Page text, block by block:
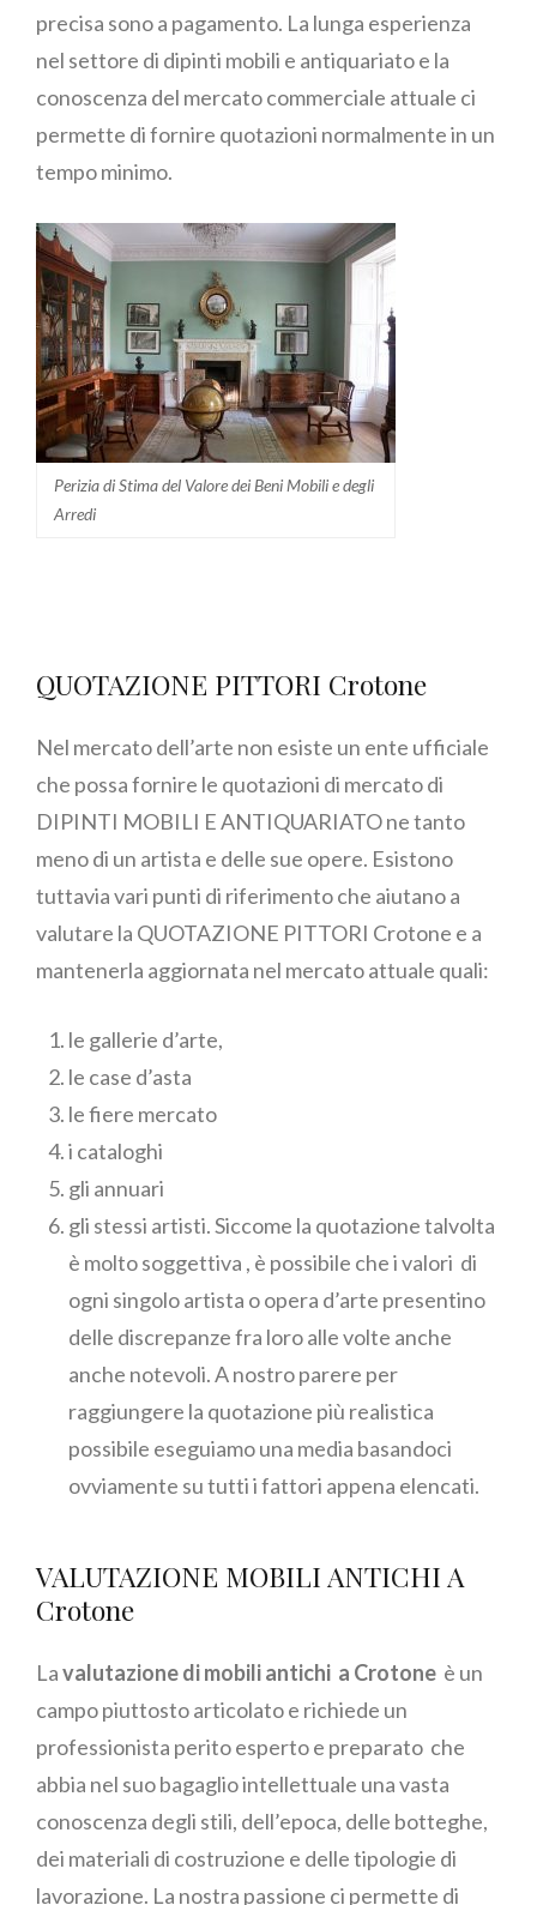
precisa sono a pagamento. La lunga esperienza
nel settore di dipinti mobili e antiquariato e la
conoscenza del mercato commerciale attuale ci
permette di fornire quotazioni normalmente in un
tempo minimo.
Perizia di Stima del Valore dei Beni Mobili e degli
Arredi
QUOTAZIONE PITTORI Crotone
Nel mercato dell’arte non esiste un ente ufficiale
che possa fornire le quotazioni di mercato di
DIPINTI MOBILI E ANTIQUARIATO ne tanto
meno di un artista e delle sue opere. Esistono
tuttavia vari punti di riferimento che aiutano a
valutare la QUOTAZIONE PITTORI Crotone e a
mantenerla aggiornata nel mercato attuale quali:
le gallerie d’arte,
le case d’asta
le fiere mercato
i cataloghi
gli annuari
gli stessi artisti. Siccome la quotazione talvolta
è molto soggettiva , è possibile che i valori di
ogni singolo artista o opera d’arte presentino
delle discrepanze fra loro alle volte anche
anche notevoli. A nostro parere per
raggiungere la quotazione più realistica
possibile eseguiamo una media basandoci
ovviamente su tutti i fattori appena elencati.
VALUTAZIONE MOBILI ANTICHI A
Crotone
Lavalutazione di mobili antichi a Crotone è un
campo piuttosto articolato e richiede un
professionista perito esperto e preparato che
abbia nel suo bagaglio intellettuale una vasta
conoscenza degli stili, dell’epoca, delle botteghe,
dei materiali di costruzione e delle tipologie di
lavorazione. La nostra passione ci permette di